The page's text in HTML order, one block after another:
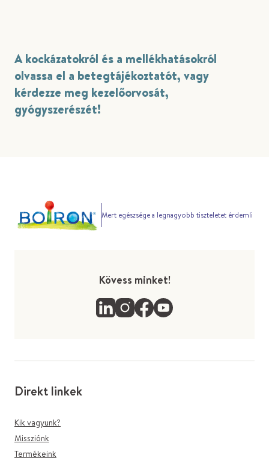
A kockázatokról és a mellékhatásokról
olvassa el a betegtájékoztatót, vagy
kérdezze meg kezelőorvosát,
gyógyszerészét!
Mert egészsége a legnagyobb tiszteletet érdemli
Kövess minket!
Direkt linkek
Kik vagyunk?
Missziónk
Termékeink